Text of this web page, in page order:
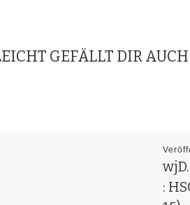
GEFÄLLT DIR AUCH
: